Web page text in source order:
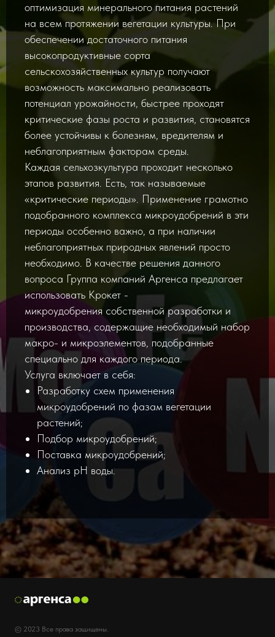
оптимизация минерального питания растений
на всем протяжении вегетации культуры. При
обеспечении достаточного питания
высокопродуктивные сорта
сельскохозяйственных культур получают
возможность максимально реализовать
потенциал урожайности, быстрее проходят
критические фазы роста и развития, становятся
более устойчивы к болезням, вредителям и
неблагоприятным факторам среды.
Каждая сельхозкультура проходит несколько
этапов развития. Есть, так называемые
«критические периоды». Применение грамотно
подобранного комплекса микроудобрений в эти
периоды особенно важно, а при наличии
неблагоприятных природных явлений просто
необходимо. В качестве решения данного
вопроса Группа компаний Аргенса предлагает
использовать Крокет -
микроудобрения собственной разработки и
производства, содержащие необходимый набор
макро- и микроэлементов, подобранные
специально для каждого периода.
Услуга включает в себя:
Разработку схем применения
микроудобрений по фазам вегетации
растений;
Подбор микроудобрений;
Поставка микроудобрений;
Анализ pH воды.
© 2023 Все права защищены.